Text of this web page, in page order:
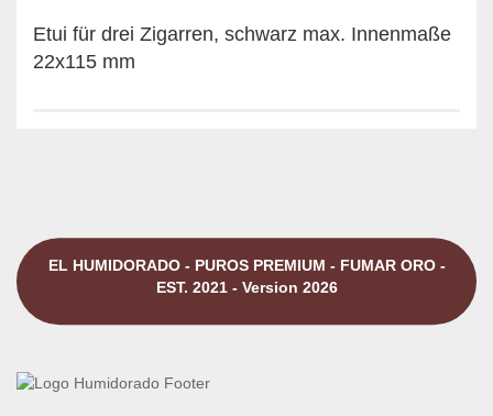
Etui für drei Zigarren, schwarz max. Innenmaße
22x115 mm
EL HUMIDORADO - PUROS PREMIUM - FUMAR ORO -
EST. 2021 - Version 2026